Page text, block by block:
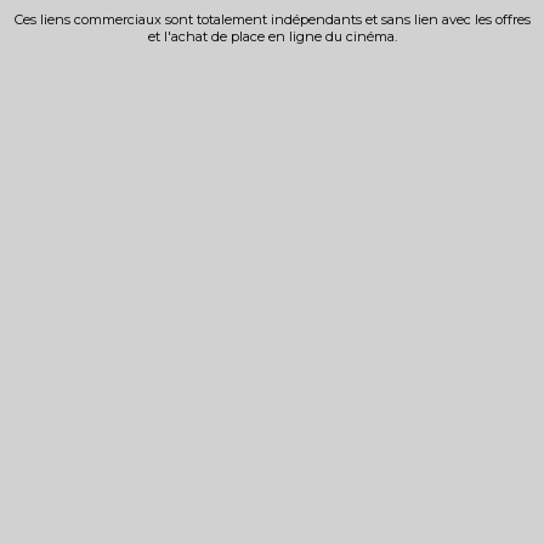
Ces liens commerciaux sont totalement indépendants et sans lien avec les offres
et l'achat de place en ligne du cinéma.